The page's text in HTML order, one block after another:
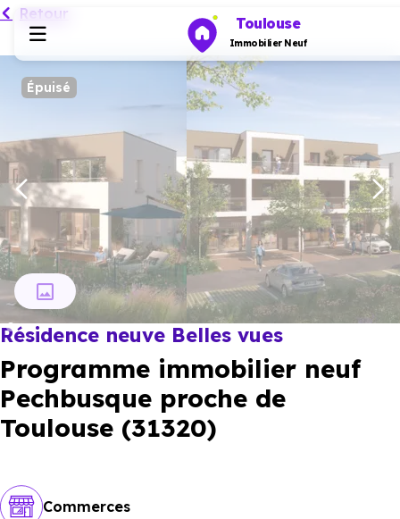
Toulouse
Immobilier Neuf
Programmes neufs
Habiter
Investir
Actualités
Ressources
Financer
Retour
Épuisé
Résidence neuve Belles vues
Programme immobilier neuf
Pechbusque proche de
Toulouse (31320)
Commerces